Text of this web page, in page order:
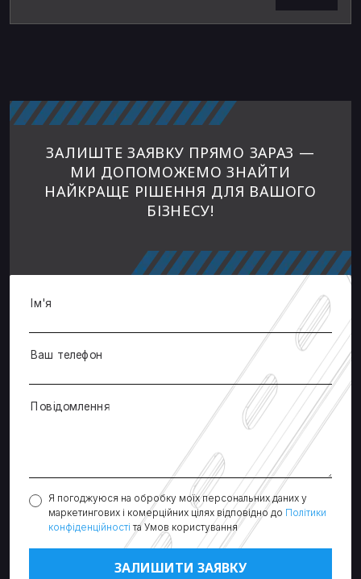
ЗАЛИШТЕ ЗАЯВКУ ПРЯМО ЗАРАЗ —
МИ ДОПОМОЖЕМО ЗНАЙТИ
НАЙКРАЩЕ РІШЕННЯ ДЛЯ ВАШОГО
БІЗНЕСУ!
Ім'я
Ваш телефон
Повідомлення
Я погоджуюся на обробку моїх персональних даних у
маркетингових і комерційних цілях відповідно до Політики
конфіденційності та Умов користування